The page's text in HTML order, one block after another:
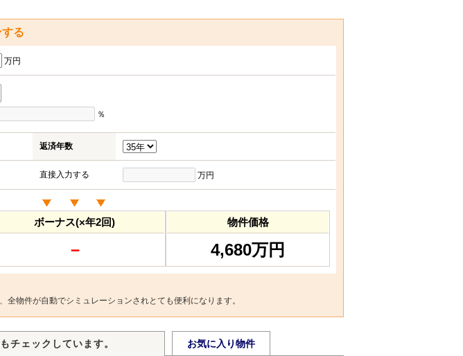
る
万円
％
返済年数
直接入力する 万円
ボーナス(×年2回)
－
物件価格
4,680万円
全物件が自動でシミュレーションされとても便利になります。
チェックしています。 お気に入り物件